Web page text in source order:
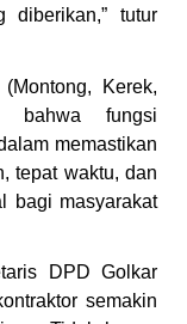
diberikan,” tutur
Kerek,
bahwa fungsi
memastikan
tepat waktu, dan
bagi masyarakat
DPD Golkar
semakin